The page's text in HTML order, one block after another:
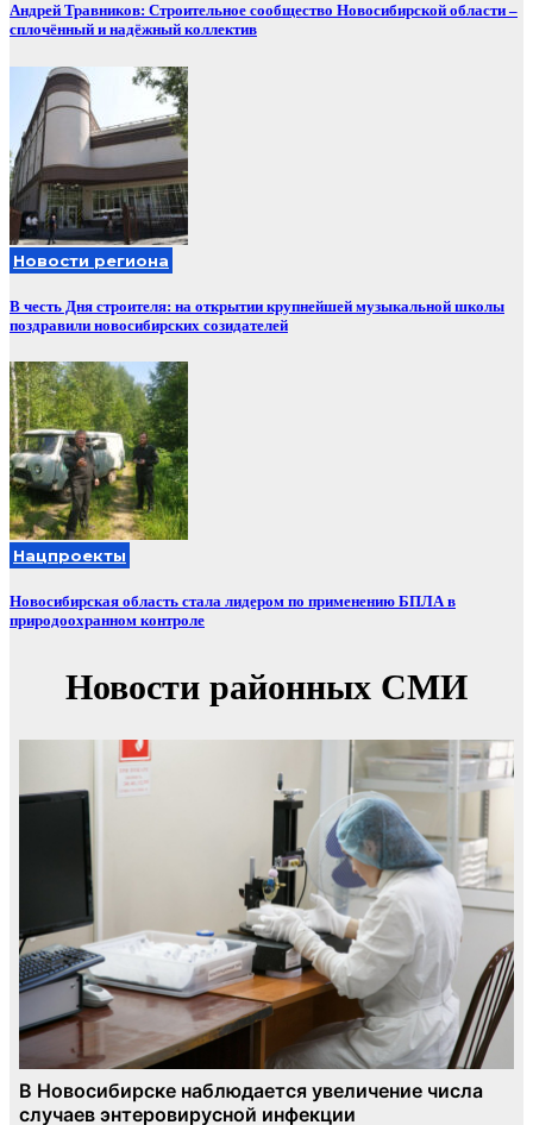
Андрей Травников: Строительное сообщество Новосибирской области –
сплочённый и надёжный коллектив
Новости региона
В честь Дня строителя: на открытии крупнейшей музыкальной школы
поздравили новосибирских созидателей
Нацпроекты
Новосибирская область стала лидером по применению БПЛА в
природоохранном контроле